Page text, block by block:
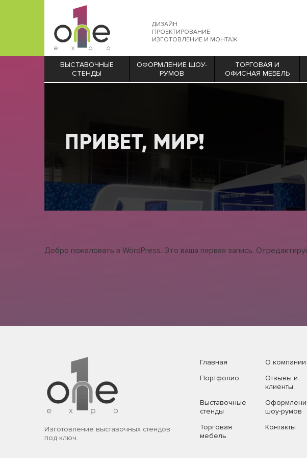
ДИЗАЙН
ПРОЕКТИРОВАНИЕ
ИЗГОТОВЛЕНИЕ И МОНТАЖ
ВЫСТАВОЧНЫЕ
СТЕНДЫ
ОФОРМЛЕНИЕ ШОУ-
РУМОВ
ТОРГОВАЯ И
ОФИСНАЯ МЕБЕЛЬ
ПРИВЕТ, МИР!
Добро пожаловать в WordPress. Это ваша первая запись.
Изготовление выставочных стендов
под ключ.
Главная
О компании
Портфолио
Отзывы и
клиенты
Выставочные
стенды
шоу-румов
Торговая
мебель
Контакты